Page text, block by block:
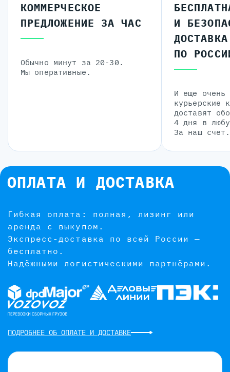
КОММЕРЧЕСКОЕ
ПРЕДЛОЖЕНИЕ ЗА ЧАС
Обычно минут за 20-30.
Мы оперативные.
И
ДОСТАВКА
ПО
И еще очень
курьерские
доставят
4 дня в
За наш счет.
ОПЛАТА И ДОСТАВКА
Гибкая оплата: полная, лизинг или
аренда с выкупом.
Экспресс-доставка по всей России —
бесплатно.
Надёжными логистическими партнёрами.
ПОДРОБНЕЕ ОБ ОПЛАТЕ И ДОСТАВКЕ